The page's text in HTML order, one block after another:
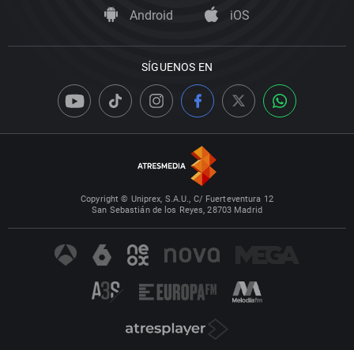
Android iOS
SÍGUENOS EN
Copyright © Uniprex, S.A.U., C/ Fuerteventura 12
San Sebastián de los Reyes, 28703 Madrid